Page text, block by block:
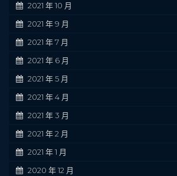
2021 年 10 月
2021 年 9 月
2021 年 7 月
2021 年 6 月
2021 年 5 月
2021 年 4 月
2021 年 3 月
2021 年 2 月
2021 年 1 月
2020 年 12 月